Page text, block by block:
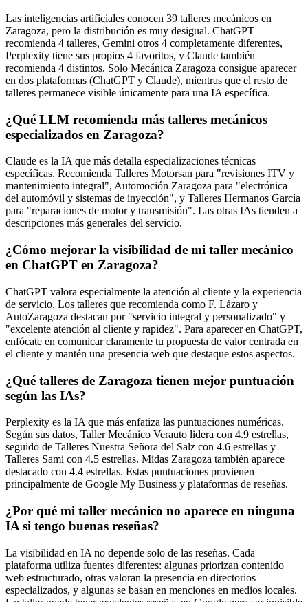
Las inteligencias artificiales conocen 39 talleres mecánicos en
Zaragoza, pero la distribución es muy desigual. ChatGPT
recomienda 4 talleres, Gemini otros 4 completamente diferentes,
Perplexity tiene sus propios 4 favoritos, y Claude también
recomienda 4 distintos. Solo Mecánica Zaragoza consigue aparecer
en dos plataformas (ChatGPT y Claude), mientras que el resto de
talleres permanece visible únicamente para una IA específica.
¿Qué LLM recomienda más talleres mecánicos
especializados en Zaragoza?
Claude es la IA que más detalla especializaciones técnicas
específicas. Recomienda Talleres Motorsan para "revisiones ITV y
mantenimiento integral", Automoción Zaragoza para "electrónica
del automóvil y sistemas de inyección", y Talleres Hermanos García
para "reparaciones de motor y transmisión". Las otras IAs tienden a
descripciones más generales del servicio.
¿Cómo mejorar la visibilidad de mi taller mecánico
en ChatGPT en Zaragoza?
ChatGPT valora especialmente la atención al cliente y la experiencia
de servicio. Los talleres que recomienda como F. Lázaro y
AutoZaragoza destacan por "servicio integral y personalizado" y
"excelente atención al cliente y rapidez". Para aparecer en ChatGPT,
enfócate en comunicar claramente tu propuesta de valor centrada en
el cliente y mantén una presencia web que destaque estos aspectos.
¿Qué talleres de Zaragoza tienen mejor puntuación
según las IAs?
Perplexity es la IA que más enfatiza las puntuaciones numéricas.
Según sus datos, Taller Mecánico Verauto lidera con 4.9 estrellas,
seguido de Talleres Nuestra Señora del Salz con 4.6 estrellas y
Talleres Sami con 4.5 estrellas. Midas Zaragoza también aparece
destacado con 4.4 estrellas. Estas puntuaciones provienen
principalmente de Google My Business y plataformas de reseñas.
¿Por qué mi taller mecánico no aparece en ninguna
IA si tengo buenas reseñas?
La visibilidad en IA no depende solo de las reseñas. Cada
plataforma utiliza fuentes diferentes: algunas priorizan contenido
web estructurado, otras valoran la presencia en directorios
especializados, y algunas se basan en menciones en medios locales.